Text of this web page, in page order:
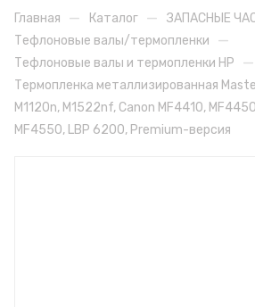
Главная — Каталог — ЗАПАСНЫЕ
Тефлоновые валы/термопленки —
Тефлоновые валы и термопленки HP —
Термопленка металлизированная
M1120n, M1522nf, Canon MF4410,
MF4550, LBP 6200, Premium-версия